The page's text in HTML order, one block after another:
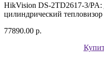
HikVision DS-2TD2617-3/PA:
цилиндрический
77890.00 р.